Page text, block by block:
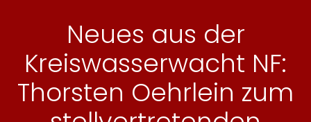
Neues aus der
Kreiswasserwacht NF:
Thorsten Oehrlein zum